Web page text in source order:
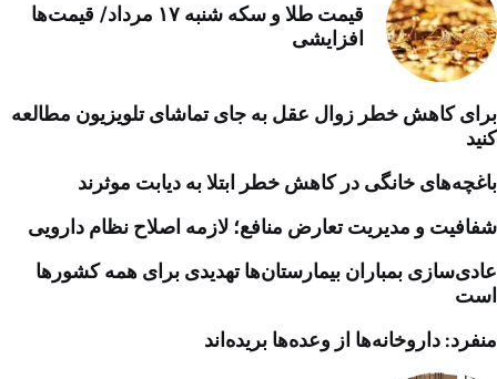
قیمت طلا و سکه شنبه ۱۷ مرداد/ قیمت‌ها
افزایشی
برای کاهش خطر زوال عقل به جای تماشای تلویزیون مطالعه
کنید
باغچه‌های خانگی در کاهش خطر ابتلا به دیابت موثرند
شفافیت و مدیریت تعارض منافع؛ لازمه اصلاح نظام دارویی
عادی‌سازی بمباران بیمارستان‌ها تهدیدی برای همه کشورها
است
منفرد: داروخانه‌ها از وعده‌ها بریده‌اند